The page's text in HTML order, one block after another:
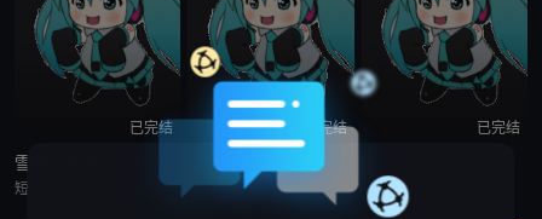
已完结
雪宝大舞台
短片集中，雪宝将要模仿五部迪士尼经典动漫作品，上演歌舞秀，其中包括：《狮子王》、《小美人鱼》、《阿拉丁》、《魔发奇缘》、《海洋奇缘》。
已完结
南方公园 第二十一季
《辛普森一家》是美国福克斯广播公司的一部动画情景喜剧，由马特·格勒宁创作。该剧通过展现霍默、玛琦、巴特、莉萨和玛吉一家五口的生活，讽刺性地勾勒出了居住在美国心脏地带人们的生活方式。空间设定于虚构小镇春
已完结